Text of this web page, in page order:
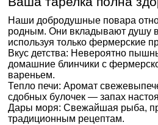
Наши добродушные повара
родным. Они вкладывают душу
используя только фермерские
Вкус детства: Невероятно
домашние блинчики с
вареньем.
Тепло печи: Аромат
сдобных булочек — запах
Дары моря: Свежайшая рыба,
традиционным рецептам.